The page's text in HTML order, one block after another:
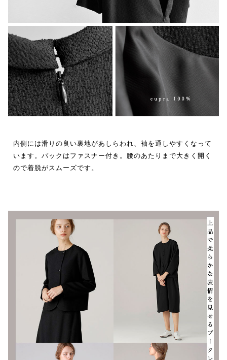
内側には滑りの良い裏地があしらわれ、袖を通しやすくなって
います。バックはファスナー付き。腰のあたりまで大きく開く
ので着脱がスムーズです。